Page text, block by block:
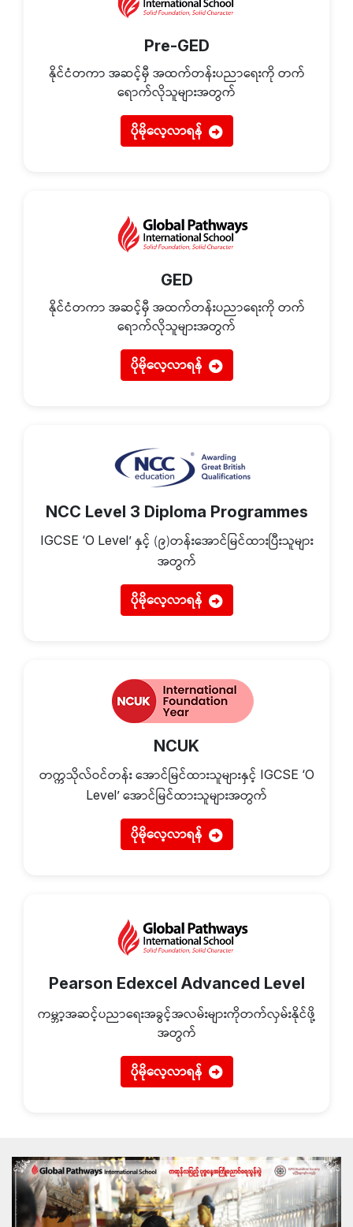
Pre-GED
နိုင်ငံတကာ အဆင့်မှီ အထက်တန်းပညာရေးကို တက်
ရောက်လိုသူများအတွက်
ပိုမိုလေ့လာရန်
GED
နိုင်ငံတကာ အဆင့်မှီ အထက်တန်းပညာရေးကို တက်
ရောက်လိုသူများအတွက်
ပိုမိုလေ့လာရန်
NCC Level 3 Diploma Programmes
IGCSE ‘O Level’ နှင့် (၉)တန်းအောင်မြင်ထားပြီးသူများ
အတွက်
ပိုမိုလေ့လာရန်
NCUK
တက္ကသိုလ်ဝင်တန်း အောင်မြင်ထားသူများနှင့် IGCSE ‘O
Level’ အောင်မြင်ထားသူများအတွက်
ပိုမိုလေ့လာရန်
Pearson Edexcel Advanced Level
ကမ္ဘာ့အဆင့်ပညာရေးအခွင့်အလမ်းများကိုတက်​ လှမ်းနိုင်ဖို့
အတွက်
ပိုမိုလေ့လာရန်